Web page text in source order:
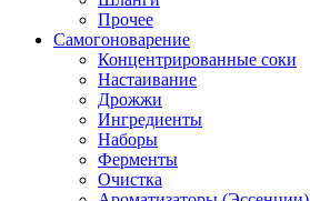
Прочее
Самогоноварение
Концентрированные соки
Настаивание
Дрожжи
Ингредиенты
Наборы
Ферменты
Очистка